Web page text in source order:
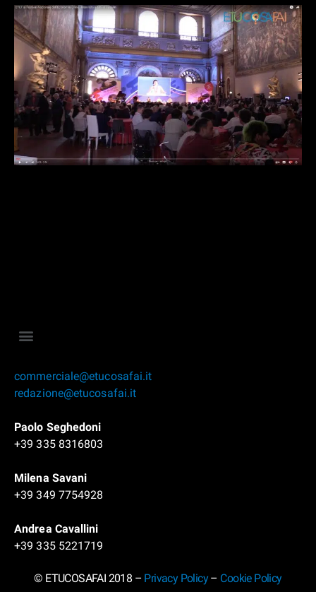
commerciale@etucosafai.it
redazione@etucosafai.it
Paolo Seghedoni
+39 335 8316803
Milena Savani
+39 349 7754928
Andrea Cavallini
+39 335 5221719
© ETUCOSAFAI 2018 – Privacy Policy– Cookie Policy